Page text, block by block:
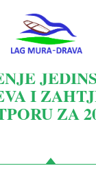
I
ZA